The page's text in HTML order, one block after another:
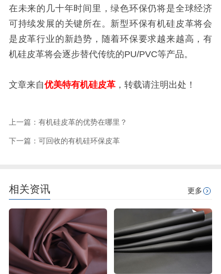
在未来的几十年时间里，绿色环保仍将是全球经济
可持续发展的关键所在。新型环保有机硅皮革将会
是皮革行业的新趋势，随着环保要求越来越高，有
机硅皮革将会逐步替代传统的PU/PVC等产品。
文章来自优美特有机硅皮革，转载请注明出处！
上一篇：有机硅皮革的优势在哪里？
下一篇：可回收的有机硅环保皮革
相关资讯 更多